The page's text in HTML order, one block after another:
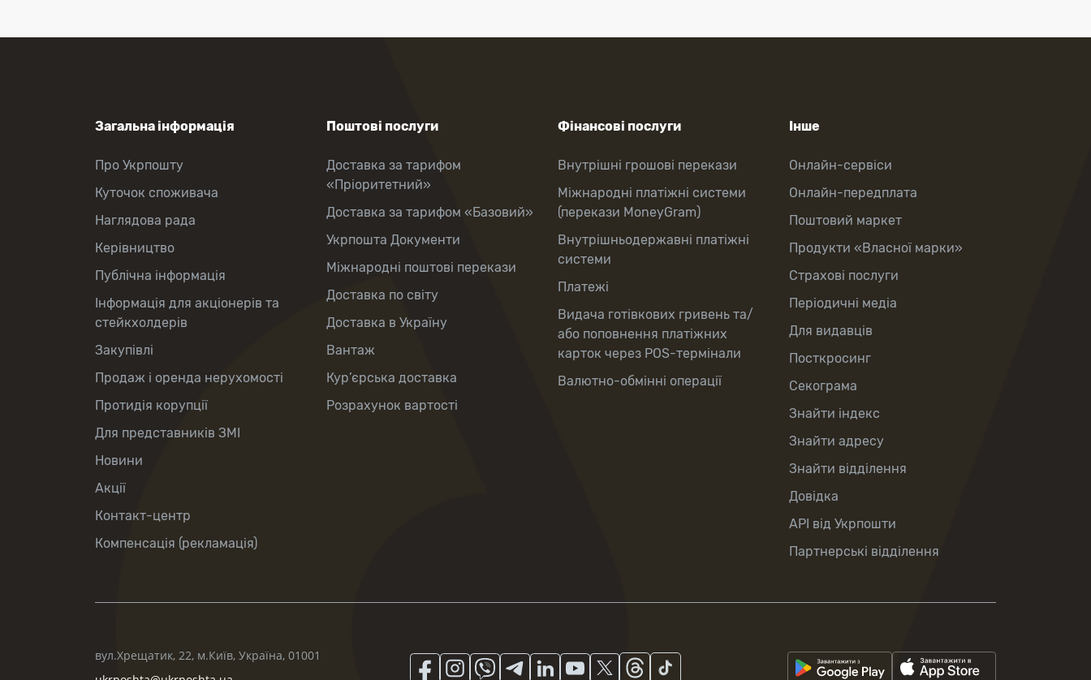
Продаж товарів
Загальна інформація
Про Укрпошту
Куточок споживача
Наглядова рада
Керівництво
Публічна інформація
Інформація для акціонерів та
стейкхолдерів
Закупівлі
Продаж і оренда нерухомості
Протидія корупції
Для представників ЗМІ
Новини
Акції
Контакт-центр
Компенсація (рекламація)
Поштові послуги
Доставка за тарифом
«Пріоритетний»
Доставка за тарифом «Базовий»
Укрпошта Документи
Міжнародні поштові перекази
Доставка по світу
Доставка в Україну
Вантаж
Кур’єрська доставка
Розрахунок вартості
Фінансові послуги
Внутрішні грошові перекази
Міжнародні платіжні системи
(перекази MoneyGram)
Внутрішньодержавні платіжні
системи
Платежі
Видача готівкових гривень та/
або поповнення платіжних
карток через POS-термінали
Валютно-обмінні операції
Інше
Онлайн-сервіси
Онлайн-передплата
Поштовий маркет
Продукти «Власної марки»
Страхові послуги
Періодичні медіа
Для видавців
Посткросинг
Секограма
Знайти індекс
Знайти адресу
Знайти відділення
Довідка
API від Укрпошти
Партнерські відділення
вул.Хрещатик, 22, м.Київ, Україна, 01001